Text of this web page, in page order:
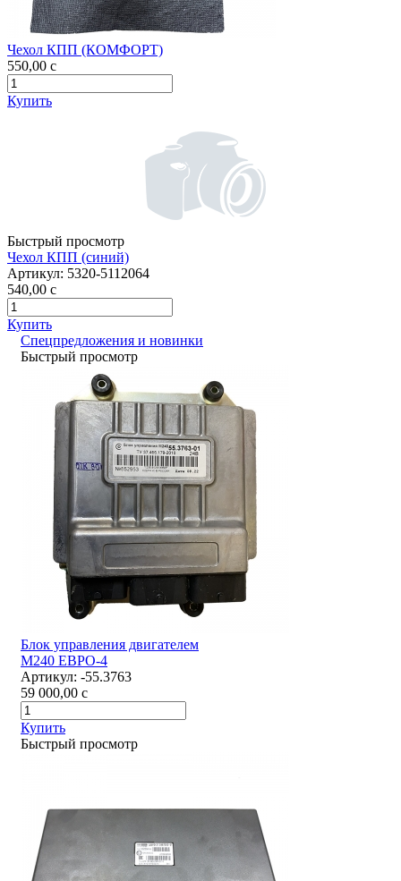
Чехол КПП (КОМФОРТ)
550,00 c
Купить
Быстрый просмотр
Чехол КПП (синий)
Артикул: 5320-5112064
540,00 c
Купить
Спецпредложения и новинки
Быстрый просмотр
Блок управления двигателем
М240 ЕВРО-4
Артикул: -55.3763
59 000,00 c
Купить
Быстрый просмотр